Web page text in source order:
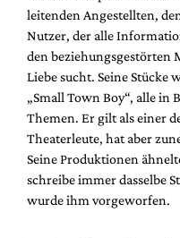
Shop / Abo
Newsletter
Redaktion
Autor:innen
Partner
Mediadaten
Suche
leitenden Angestellten,
Nutzer, der alle
den beziehungsgestörten
Liebe sucht. Seine Stücke
„Small Town Boy“, alle in
Themen. Er gilt als einer
Theaterleute, hat aber
Seine Produktionen
schreibe immer dasselbe
wurde ihm vorgeworfen.